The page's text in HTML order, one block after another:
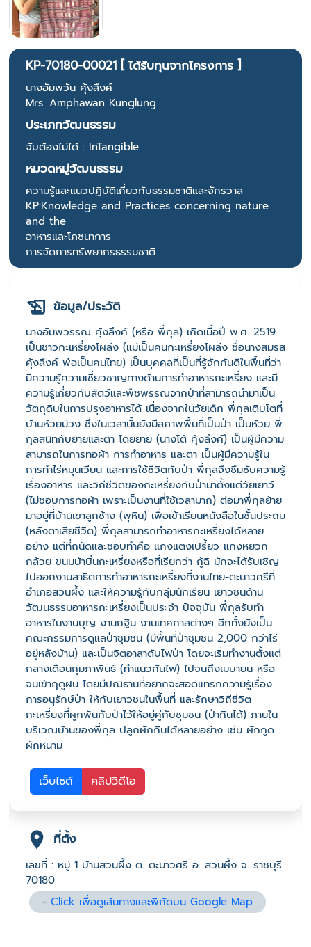
KP-70180-00021 [ ได้รับทุนจากโครงการ ]
นางอัมพวัน คุ้งลึงค์
Mrs. Amphawan Kunglung
ประเภทวัฒนธรรม
จับต้องไม่ได้ : InTangible.
หมวดหมู่วัฒนธรรม
ความรู้และแนวปฏิบัติเกี่ยวกับธรรมชาติและจักรวาล
KP:Knowledge and Practices concerning nature
and the
อาหารและโภชนาการ
การจัดการทรัพยากรธรรมชาติ
ข้อมูล/ประวัติ
นางอัมพวรรณ คุ้งลึงค์ (หรือ พี่กุล) เกิดเมื่อปี พ.ศ. 2519
เป็นชาวกะเหรี่ยงโผล่ง (แม่เป็นคนกะเหรี่ยงโผล่ง ชื่อนางสมรส
คุ้งลึงค์ พ่อเป็นคนไทย) เป็นบุคคลที่เป็นที่รู้จักกันดีในพื้นที่ว่า
มีความรู้ความเชี่ยวชาญทางด้านการทำอาหารกะเหรี่ยง และมี
ความรู้เกี่ยวกับสัตว์และพืชพรรณจากป่าที่สามารถนำมาเป็น
วัตถุดิบในการปรุงอาหารได้ เนื่องจากในวัยเด็ก พี่กุลเติบโตที่
บ้านห้วยม่วง ซึ่งในเวลานั้นยังมีสภาพพื้นที่เป็นป่า เป็นห้วย พี่
กุลสนิทกับยายและตา โดยยาย (นางโต้ คุ้งลึงค์) เป็นผู้มีความ
สามารถในการทอผ้า การทำอาหาร และตา เป็นผู้มีความรู้ใน
การทำไร่หมุนเวียน และการใช้ชีวิตกับป่า พี่กุลจึงซึมซับความรู้
เรื่องอาหาร และวิถีชีวิตของกะเหรี่ยงกับป่ามาตั้งแต่วัยเยาว์
(ไม่ชอบการทอผ้า เพราะเป็นงานที่ใช้เวลามาก) ต่อมาพี่กุลย้าย
มาอยู่ที่บ้านเขาลูกช้าง (พุหิน) เพื่อเข้าเรียนหนังสือในชั้นประถม
(หลังตาเสียชีวิต) พี่กุลสามารถทำอาหารกะเหรี่ยงได้หลาย
อย่าง แต่ที่ถนัดและชอบทำคือ แกงแตงเปรี้ยว แกงหยวก
กล้วย ขนมบ้าบิ่นกะเหรี่ยงหรือที่เรียกว่า กู้ฉิ มักจะได้รับเชิญ
ไปออกงานสาธิตการทำอาหารกะเหรี่ยงที่งานไทย-ตะนาวศรีที่
อำเภอสวนผึ้ง และให้ความรู้กับกลุ่มนักเรียน เยาวชนด้าน
วัฒนธรรมอาหารกะเหรี่ยงเป็นประจำ ปัจจุบัน พี่กุลรับทำ
อาหารในงานบุญ งานกฐิน งานเทศกาลต่างๆ อีกทั้งยังเป็น
คณะกรรมการดูแลป่าชุมชน (มีพื้นที่ป่าชุมชน 2,000 กว่าไร่
อยู่หลังบ้าน) และเป็นจิตอาสาดับไฟป่า โดยจะเริ่มทำงานตั้งแต่
กลางเดือนกุมภาพันธ์ (ทำแนวกันไฟ) ไปจนถึงเมษายน หรือ
จนเข้าฤดูฝน โดยมีปณิธานที่อยากจะสอดแทรกความรู้เรื่อง
การอนุรักษ์ป่า ให้กับเยาวชนในพื้นที่ และรักษาวิถีชีวิต
กะเหรี่ยงที่ผูกพันกับป่าไว้ให้อยู่คู่กับชุมชน (ป่ากินได้) ภายใน
บริเวณบ้านของพี่กุล ปลูกผักกินได้หลายอย่าง เช่น ผักกูด
ผักหนาม
เว็บไซต์ คลิปวิดีโอ
ที่ตั้ง
เลขที่ : หมู่ 1 บ้านสวนผึ้ง ต. ตะนาวศรี อ. สวนผึ้ง จ. ราชบุรี
70180
-Click เพื่อดูเส้นทางและพิกัดบน Google Map